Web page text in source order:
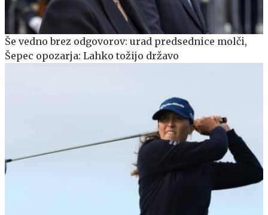
Še vedno brez odgovorov: urad predsednice molči,
Šepec opozarja: Lahko tožijo državo